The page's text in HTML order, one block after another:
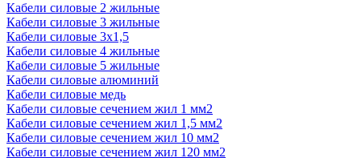
Кабели силовые 2 жильные
Кабели силовые 3 жильные
Кабели силовые 3х1,5
Кабели силовые 4 жильные
Кабели силовые 5 жильные
Кабели силовые алюминий
Кабели силовые медь
Кабели силовые сечением жил 1 мм2
Кабели силовые сечением жил 1,5 мм2
Кабели силовые сечением жил 10 мм2
Кабели силовые сечением жил 120 мм2